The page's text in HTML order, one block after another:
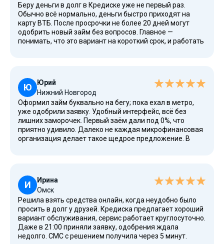
Беру деньги в долг в Кредиске уже не первый раз.
Обычно всё нормально, деньги быстро приходят на
карту ВТБ. После просрочки не более 20 дней могут
одобрить новый займ без вопросов. Главное —
понимать, что это вариант на короткий срок, и работать
Ю
Юрий
Нижний Новгород
Оформил займ буквально на бегу; пока ехал в метро,
уже одобрили заявку. Удобный интерфейс, всё без
лишних заморочек. Первый заём дали под 0%, что
приятно удивило. Далеко не каждая микрофинансовая
организация делает такое щедрое предложение. В
И
Ирина
Омск
Решила взять средства онлайн, когда неудобно было
просить в долг у друзей. Кредиска предлагает хороший
вариант обслуживания, сервис работает круглосуточно.
Даже в 21:00 приняли заявку, одобрения ждала
недолго. СМС с решением получила через 5 минут.